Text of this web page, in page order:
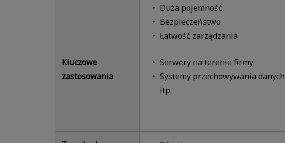
Duża pojemność
Bezpieczeństwo
Łatwość zarządzania
Kluczowe
zastosowania
Serwery na terenie firmy
Systemy przechowywania danych
itp.